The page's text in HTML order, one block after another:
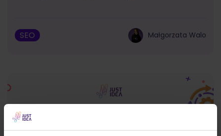
SEO Małgorzata Walo